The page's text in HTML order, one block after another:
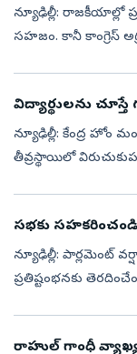
న్యూఢిల్లీ: రాజకీయాల్లో
సహజం. కానీ కాంగ్రెస్‌
విద్యార్థులను
న్యూఢిల్లీ: కేంద్ర హోం
తీవ్రస్థాయిలో
సభకు సహకరించండి
న్యూఢిల్లీ: పార్లమెంట్‌
ప్రతిష్టంభనకు
రాహుల్ గాంధీ